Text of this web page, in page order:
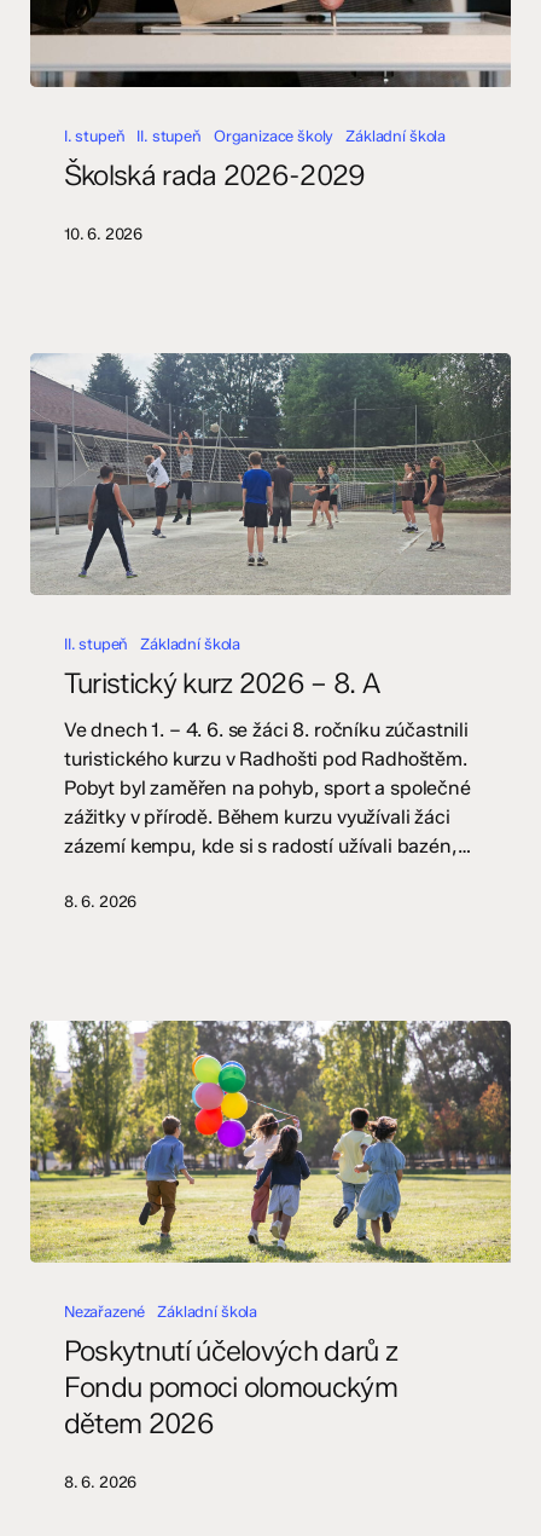
rada
2026-
2029
I. stupeň II. stupeň Organizace školy Základní škola
Školská rada 2026-2029
10. 6. 2026
kurzII. stupeň Základní škola
Turistický kurz 2026 – 8. A
Ve dnech 1. – 4. 6. se žáci 8. ročníku zúčastnili
turistického kurzu v Radhošti pod Radhoštěm.
Pobyt byl zaměřen na pohyb, sport a společné
zážitky v přírodě. Během kurzu využívali žáci
zázemí kempu, kde si s radostí užívali bazén,…
8. 6. 2026
účelových
Fondu
pomoci
dětem
Nezařazené Základní škola
Poskytnutí účelových darů z
Fondu pomoci olomouckým
dětem 2026
8. 6. 2026